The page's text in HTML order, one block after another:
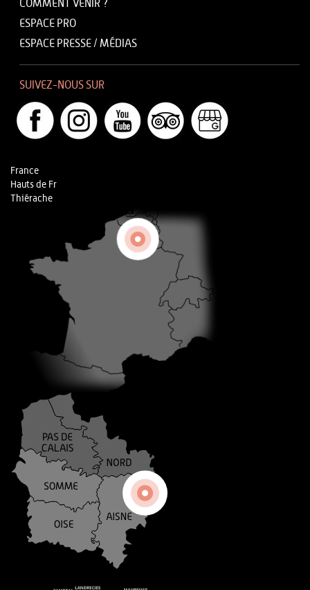
COMMENT VENIR ?
ESPACE PRO
ESPACE PRESSE / MÉDIAS
SUIVEZ-NOUS SUR
France
Hauts de Fr
Thiérache